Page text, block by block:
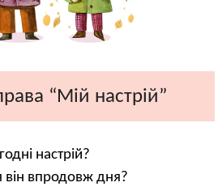
“Мій настрій”
настрій?
він впродовж дня?